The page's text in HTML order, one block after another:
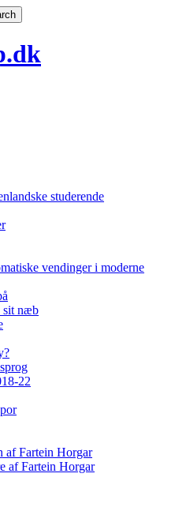
studerende
vendinger i moderne
sit næb
22
af Fartein Horgar
af Fartein Horgar